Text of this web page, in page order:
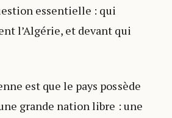
essentielle : qui
l’Algérie, et devant qui
est que le pays possède
grande nation libre : une